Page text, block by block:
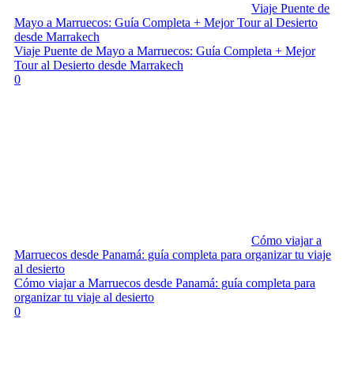
Viaje Puente de
Mayo a Marruecos: Guía Completa + Mejor Tour al Desierto
desde Marrakech
Viaje Puente de Mayo a Marruecos: Guía Completa + Mejor
Tour al Desierto desde Marrakech
0
Cómo viajar a
Marruecos desde Panamá: guía completa para organizar tu viaje
al desierto
Cómo viajar a Marruecos desde Panamá: guía completa para
organizar tu viaje al desierto
0